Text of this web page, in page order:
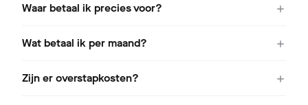
Waar betaal ik precies voor?
Wat betaal ik per maand?
Zijn er overstapkosten?